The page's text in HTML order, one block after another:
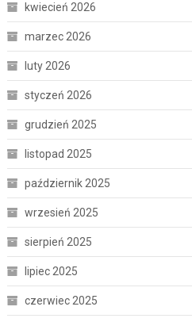
kwiecień 2026
marzec 2026
luty 2026
styczeń 2026
grudzień 2025
listopad 2025
październik 2025
wrzesień 2025
sierpień 2025
lipiec 2025
czerwiec 2025